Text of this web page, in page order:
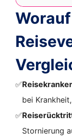
✅
bei
✅
Stornierung